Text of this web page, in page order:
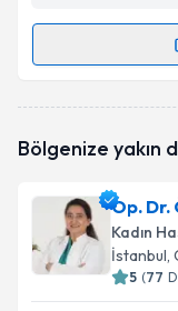
Randevu
oluşturun.
E-posta
Bölgenize yakın
Op. Dr.
Kadın
İstanbul,
5 (77